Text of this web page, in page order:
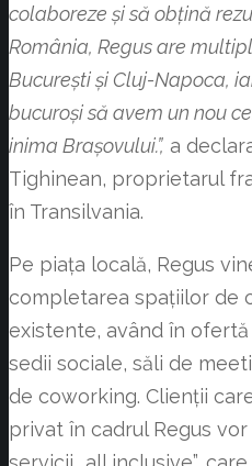
colaboreze și să obțină
România, Regus are
București și Cluj-Napoca,
bucuroși să avem un nou
inima Brașovului.”, a
Tighinean, proprietarul
în Transilvania.
Pe piața locală, Regus
completarea spațiilor de
existente, având în
sedii sociale, săli de
de coworking. Clienții
privat în cadrul Regus